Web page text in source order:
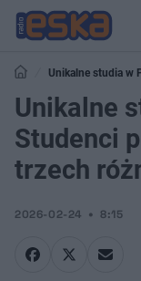
Unikalne studia w
akademiach
Unikalne
Studenci
trzech
2026-02-24 8:15